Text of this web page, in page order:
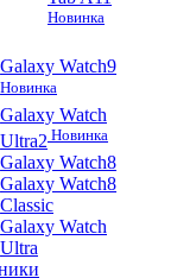
Новинка
Galaxy Watch9
Новинка
Galaxy Watch
Ultra2 Новинка
Galaxy Watch8
Galaxy Watch8
Classic
Galaxy Watch
Ultra